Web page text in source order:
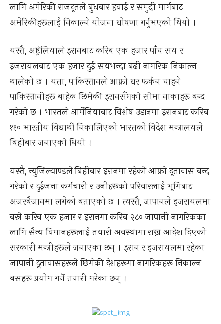
लागि अमेरिकी राजदूतले बुधबार हवाई र समुद्री मार्गबाट
अमेरिकीहरूलाई निकाल्ने योजना घोषणा गर्नुभएको थियो ।
यस्तै, अष्ट्रेलियाले इरानबाट करिब एक हजार पाँच सय र
इजरायलबाट एक हजार दुई सयभन्दा बढी नागरिक निकाल्न
थालेको छ । यता, पाकिस्तानले आफ्नो घर फर्कन चाहने
पाकिस्तानीहरू बाहेक छिमेकी इरानसँगको सीमा नाकाहरू बन्द
गरेको छ । भारतले आर्मेनियाबाट विशेष उडानमा इरानबाट करिब
११० भारतीय विद्यार्थी निकालिएको भारतको विदेश मन्त्रालयले
बिहीबार जनाएको थियो ।
यस्तै, न्युजिल्याण्डले बिहीबार इरानमा रहेको आफ्नो दूतावास बन्द
गरेको र दुईजना कर्मचारी र उनीहरूको परिवारलाई भूमिबाट
अजरबैजानमा लगेको बताएको छ । त्यस्तै, जापानले इजरायलमा
बस्ने करिब एक हजार र इरानमा करिब २८० जापानी नागरिकका
लागि सैन्य विमानहरूलाई तयारी अवस्थामा राख्न आदेश दिएको
सरकारी मन्त्रीहरूले जनाएका छन् । इरान र इजरायलमा रहेका
जापानी दूतावासहरूले छिमेकी देशहरूमा नागरिकहरू निकाल्न
बसहरू प्रयोग गर्ने तयारी गरेका छन् ।